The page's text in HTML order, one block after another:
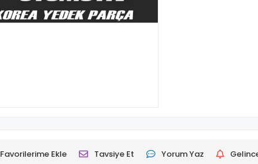
Favorilerime Ekle Tavsiye Et Yorum Yaz